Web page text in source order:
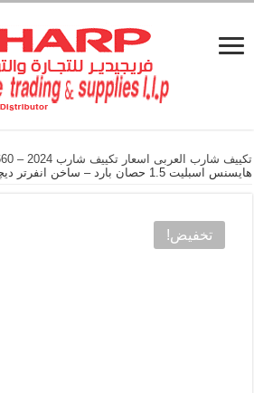
تكييف شارب العربى اسعار تكييف شارب 2024 – 01111410660
هايسنس اسبليت 1.5 حصان بارد – ساخن انفرتر ديچيتال ، أبيض HI-E12INVHP
تخفيض!